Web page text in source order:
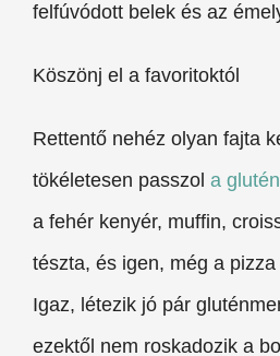
felfúvódott belek és az
Köszönj el a favoritoktól
Rettentő nehéz olyan fajta
tökéletesen passzol a
a fehér kenyér, muffin,
tészta, és igen, még a
Igaz, létezik jó pár
ezektől nem roskadozik a